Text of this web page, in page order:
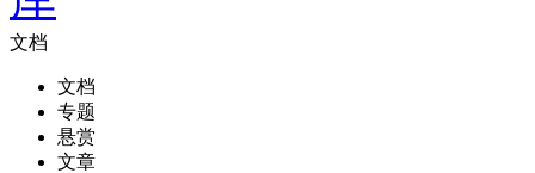
文档
文档
专题
悬赏
文章